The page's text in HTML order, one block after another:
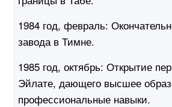
1984 год, февраль:
завода в Тимне.
1985 год, октябрь: Открытие
Эйлате, дающего высшее
профессиональные навыки.